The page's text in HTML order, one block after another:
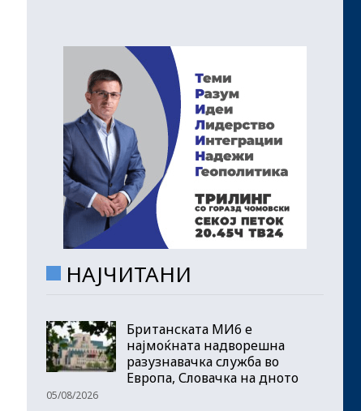
НАЈЧИТАНИ
Британската МИ6 е
најмоќната надворешна
разузнавачка служба во
Европа, Словачка на дното
05/08/2026